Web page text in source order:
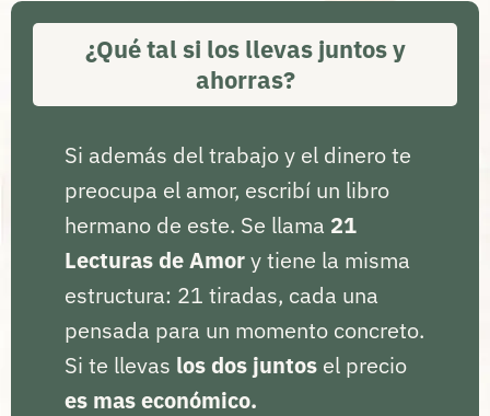
¿Qué tal si los llevas juntos y
ahorras?
Si además del trabajo y el dinero te
preocupa el amor, escribí un libro
hermano de este. Se llama 21
Lecturas de Amory tiene la misma
estructura: 21 tiradas, cada una
pensada para un momento concreto.
Si te llevas los dos juntos el precio
es mas económico.